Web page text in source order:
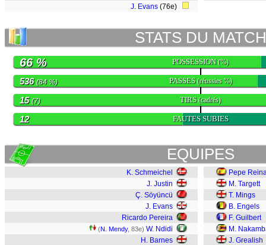
J. Evans (76e)
STATS DU MATCH
POSSESSION(%)
66 %
PASSES(réussies %)
536(84 %)
TIRS(cadrés)
15(7)
FAUTES SUBIES
12
EQUIPES
K. Schmeichel
J. Justin
Ç. Söyüncü
J. Evans
Ricardo Pereira
(N. Mendy, 83e) W. Ndidi
H. Barnes
Pepe
M. Targett
T. Mings
B. Engels
F. Guilbert
M.
J. Grealish